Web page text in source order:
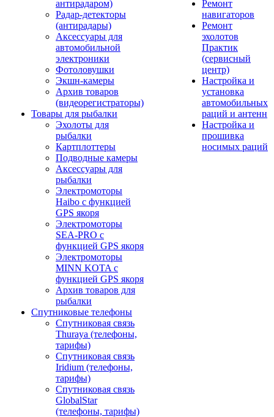
антирадаром)
Радар-детекторы
(антирадары)
Аксессуары для
автомобильной
электроники
Фотоловушки
Экшн-камеры
Архив товаров
(видеорегистраторы)
Товары для рыбалки
Эхолоты для
рыбалки
Картплоттеры
Подводные камеры
Аксессуары для
рыбалки
Электромоторы
Haibo с функцией
GPS якоря
Электромоторы
SEA-PRO с
функцией GPS якоря
Электромоторы
MINN KOTA с
функцией GPS якоря
Архив товаров для
рыбалки
Спутниковые телефоны
Спутниковая связь
Thuraya (телефоны,
тарифы)
Спутниковая связь
Iridium (телефоны,
тарифы)
Спутниковая связь
GlobalStar
(телефоны, тарифы)
Ремонт
навигаторов
Ремонт
эхолотов
Практик
(сервисный
центр)
Настройка и
установка
автомобильных
раций и антенн
Настройка и
прошивка
носимых раций